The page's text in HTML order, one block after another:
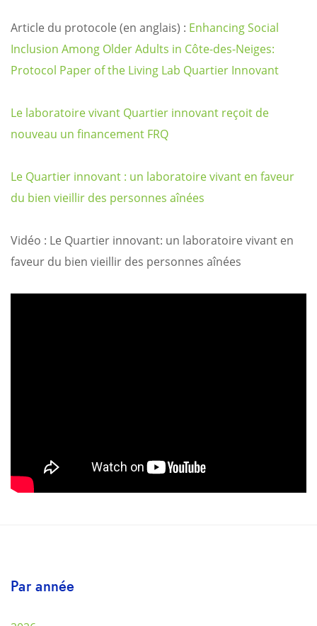
Article du protocole (en anglais) : Enhancing Social
Inclusion Among Older Adults in Côte-des-Neiges:
Protocol Paper of the Living Lab Quartier Innovant
Le laboratoire vivant Quartier innovant reçoit de
nouveau un financement FRQ
Le Quartier innovant : un laboratoire vivant en faveur
du bien vieillir des personnes aînées
Vidéo : Le Quartier innovant: un laboratoire vivant en
faveur du bien vieillir des personnes aînées
Par année